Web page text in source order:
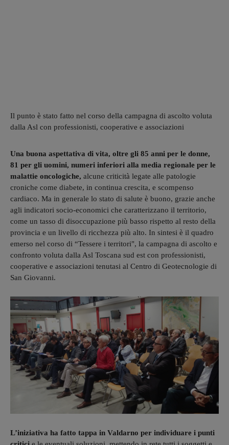
Il punto è stato fatto nel corso della campagna di ascolto voluta
dalla Asl con professionisti, cooperative e associazioni
Una buona aspettativa di vita, oltre gli 85 anni per le donne,
81 per gli uomini, numeri inferiori alla media regionale per le
malattie oncologiche, alcune criticità legate alle patologie
croniche come diabete, in continua crescita, e scompenso
cardiaco. Ma in generale lo stato di salute è buono, grazie anche
agli indicatori socio-economici che caratterizzano il territorio,
come un tasso di disoccupazione più basso rispetto al resto della
provincia e un livello di ricchezza più alto. In sintesi è il quadro
emerso nel corso di “Tessere i territori", la campagna di ascolto e
confronto voluta dalla Asl Toscana sud est con professionisti,
cooperative e associazioni tenutasi al Centro di Geotecnologie di
San Giovanni.
L’iniziativa ha fatto tappa in Valdarno per individuare i punti